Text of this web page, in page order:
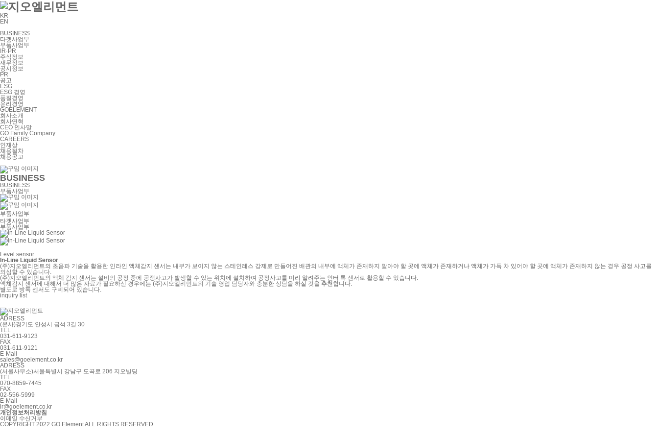
KR
EN
BUSINESS
타겟사업부
부품사업부
IR·PR
주식정보
재무정보
공시정보
PR
공고
ESG
ESG 경영
품질경영
윤리경영
GOELEMENT
회사소개
회사연혁
CEO 인사말
GO Family Company
CAREERS
인재상
채용절차
채용공고
BUSINESS
BUSINESS
부품사업부
부품사업부
타겟사업부
부품사업부
Level sensor
In-Line Liquid Sensor
(주)지오엘리먼트의 초음파 기술을 활용한 인라인 액체감지 센서는 내부가 보이지 않는 스테인레스 강제로 만들어진 배관의 내부에 액체가 존재하지 말아야 할 곳에 액체가 존재하거나 액체가 가득 차 있어야 할 곳에 액체가 존재하지 않는 경우 공정 사고를
의심할 수 있습니다.
(주)지오엘리먼트의 액체 감지 센서는 설비의 공정 중에 공정사고가 발생할 수 있는 위치에 설치하여 공정사고를 미리 알려주는 인터 록 센서로 활용할 수 있습니다.
액체감지 센서에 대해서 더 많은 자료가 필요하신 경우에는 (주)지오엘리먼트의 기술 영업 담당자와 충분한 상담을 하실 것을 추천합니다.
별도로 방폭 센서도 구비되어 있습니다.
inquiry list
ADRESS
(본사)경기도 안성시 금석 3길 30
TEL
031-611-9123
FAX
031-611-9121
E-Mail
sales@goelement.co.kr
ADRESS
(서울사무소)서울특별시 강남구 도곡로 206 지오빌딩
TEL
070-8859-7445
FAX
02-556-5999
E-Mail
ir@goelement.co.kr
개인정보처리방침
이메일 수신거부
COPYRIGHT 2022 GO Element ALL RIGHTS RESERVED